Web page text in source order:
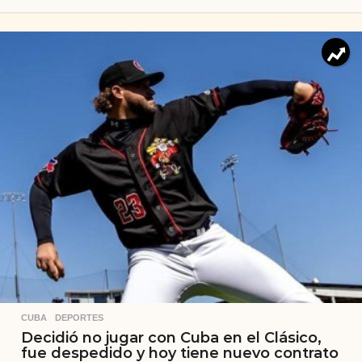
CUBA ,DEPORTES
Decidió no jugar con Cuba en el Clásico,
fue despedido y hoy tiene nuevo contrato